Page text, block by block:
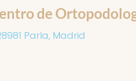
de
Parla, Madrid